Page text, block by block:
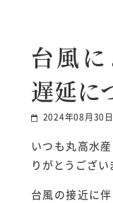
台風
遅延に
2024年08月30日
いつも丸高水
りがとうござい
台風の接近に